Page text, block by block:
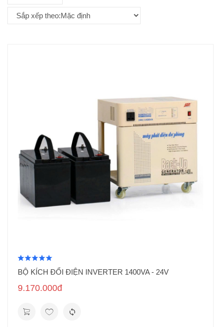
BỘ KÍCH ĐỔI ĐIỆN INVERTER 1400VA - 24V
9.170.000đ